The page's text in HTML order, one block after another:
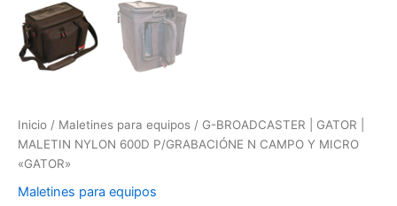
Inicio / Maletines para equipos / G-BROADCASTER | GATOR |
MALETIN NYLON 600D P/GRABACIÓNE N CAMPO Y MICRO
«GATOR»
Maletines para equipos